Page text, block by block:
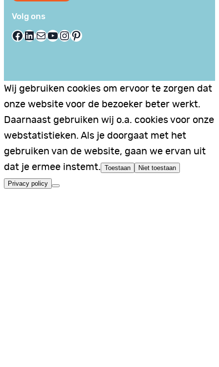
Volg ons
Facebook LinkedIn E-mail YouTube InstagramPinterest
Wij gebruiken cookies om ervoor te zorgen dat
onze website voor de bezoeker beter werkt.
Daarnaast gebruiken wij o.a. cookies voor onze
webstatistieken. Als je doorgaat met het
gebruiken van de website, gaan we ervan uit
dat je ermee instemt. Toestaan Niet toestaan
Privacy policy